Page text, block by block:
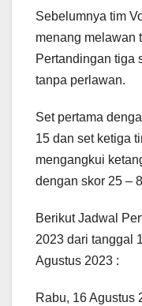
Sebelumnya tim
menang melawan
Pertandingan tiga
tanpa perlawan.
Set pertama
15 dan set ketiga
mengangkui
dengan skor 25 –
Berikut Jadwal
2023 dari tanggal
Agustus 2023 :
Rabu, 16 Agustus